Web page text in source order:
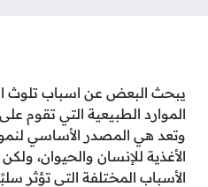
يبحث البعض عن اسباب تلوث
الموارد الطبيعية التي تقوم
وتعد هي المصدر الأساسي لنمو
الأغذية للإنسان والحيوان،
الأسباب المختلفة التي تؤثر